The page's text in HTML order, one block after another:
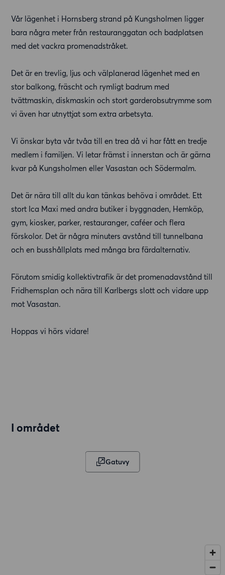
Vår lägenhet i Hornsberg strand på Kungsholmen ligger
bara några meter från restauranggatan och badplatsen
med det vackra promenadstråket.
Det är en trevlig, ljus och välplanerad lägenhet med en
stor balkong, fräscht och rymligt badrum med
tvättmaskin, diskmaskin och stort garderobsutrymme som
vi även har utnyttjat som extra arbetsyta.
Vi önskar byta vår tvåa till en trea då vi har fått en tredje
medlem i familjen. Vi letar främst i innerstan och är gärna
kvar på Kungsholmen eller Vasastan och Södermalm.
Det är nära till allt du kan tänkas behöva i området. Ett
stort Ica Maxi med andra butiker i byggnaden, Hemköp,
gym, kiosker, parker, restauranger, caféer och flera
förskolor. Det är några minuters avstånd till tunnelbana
och en busshållplats med många bra färdalternativ.
Förutom smidig kollektivtrafik är det promenadavstånd till
Fridhemsplan och nära till Karlbergs slott och vidare upp
mot Vasastan.
Hoppas vi hörs vidare!
I området
Gatuvy